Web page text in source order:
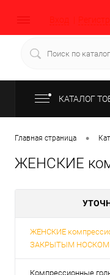
Вход
КАТАЛОГ
Главная страница •
ЖЕНСКИЕ
ЖЕНСКИЕ
ЗАКРЫТЫМ НОСКОМ
Компрессионные